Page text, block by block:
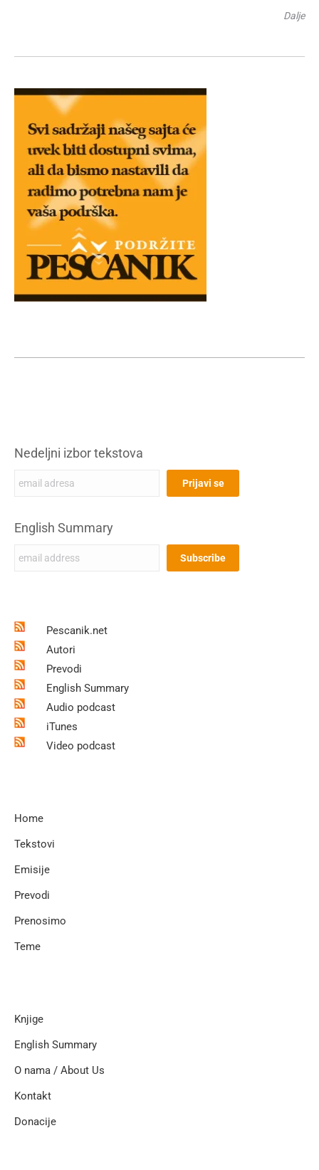
Dalje
Nedeljni izbor tekstova
English Summary
Pescanik.net
Autori
Prevodi
English Summary
Audio podcast
iTunes
Video podcast
Home
Tekstovi
Emisije
Prevodi
Prenosimo
Teme
Knjige
English Summary
O nama / About Us
Kontakt
Donacije